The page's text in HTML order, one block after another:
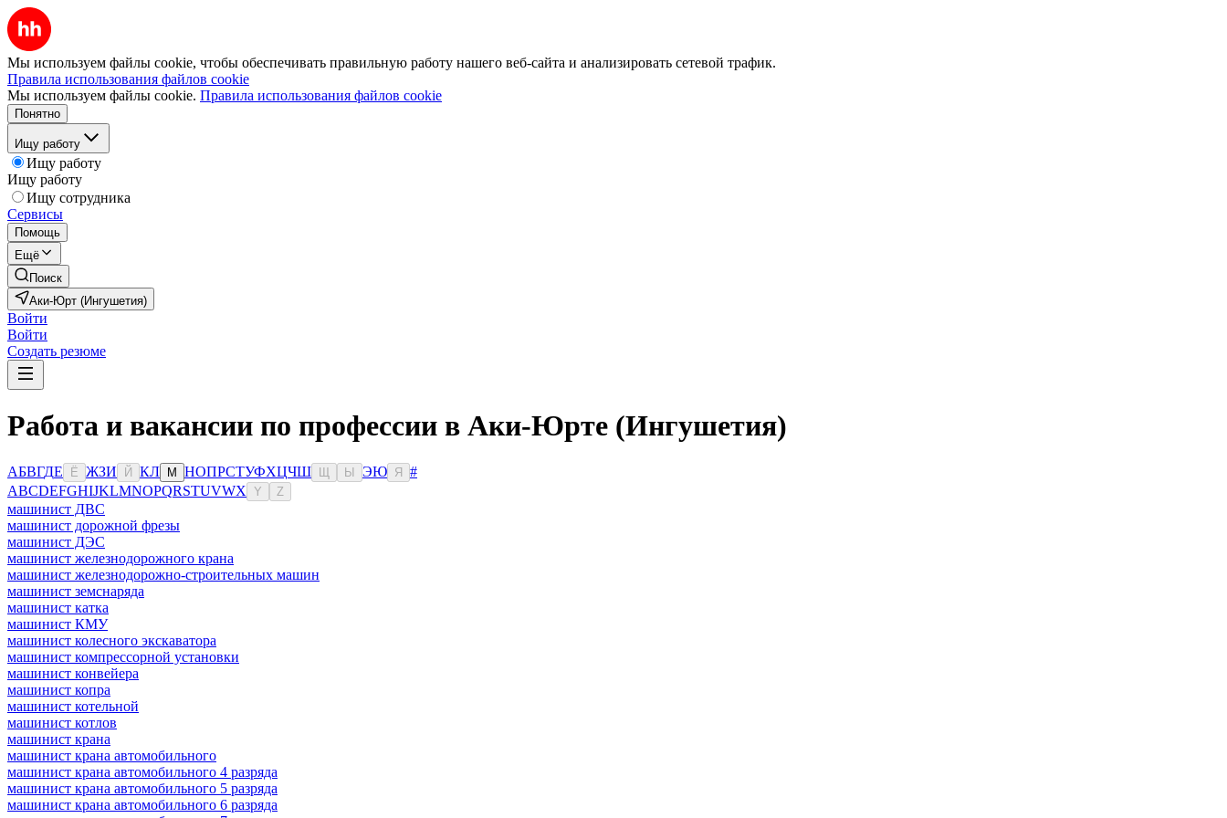
Мы используем файлы cookie, чтобы обеспечивать правильную работу нашего веб-сайта и анализировать сетевой трафик.
Правила использования файлов cookie
Мы используем файлы cookie. Правила использования файлов cookie
Понятно
Ищу работу
Ищу работу
Ищу работу
Ищу сотрудника
Сервисы
Помощь
Ещё
Поиск
Аки-Юрт (Ингушетия)
Войти
Войти
Создать резюме
Работа и вакансии по профессии в Аки-Юрте (Ингушетия)
АБВГДЕ Ё ЖЗИ Й КЛ М НОПРСТУФХЦЧШ Ы ЭЮ Я
#
ABCDEFGHIJKLMNOPQRSTUVWX Y Z
машинист ДВС
машинист дорожной фрезы
машинист ДЭС
машинист железнодорожного крана
машинист железнодорожно-строительных машин
машинист земснаряда
машинист катка
машинист КМУ
машинист колесного экскаватора
машинист компрессорной установки
машинист конвейера
машинист копра
машинист котельной
машинист котлов
машинист крана
машинист крана автомобильного
машинист крана автомобильного 4 разряда
машинист крана автомобильного 5 разряда
машинист крана автомобильного 6 разряда